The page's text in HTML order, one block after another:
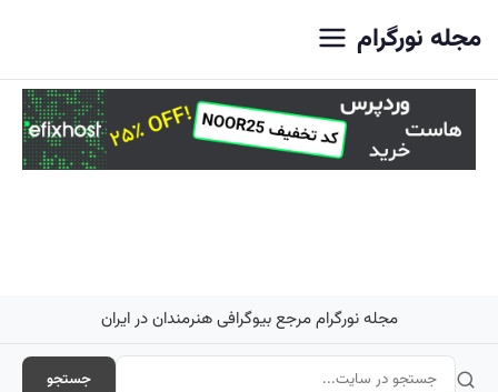
مجله نورگرام
مجله نورگرام مرجع بیوگرافی هنرمندان در ایران
جستجو